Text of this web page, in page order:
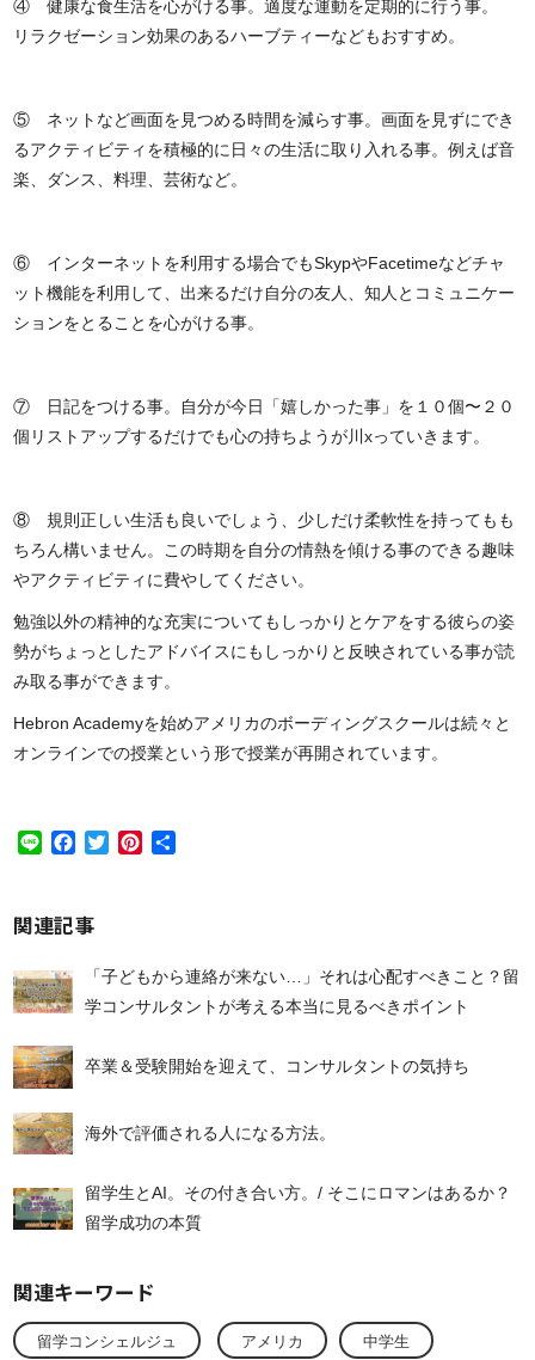
④ 健康な食生活を心がける事。適度な運動を定期的に行う事。
リラクゼーション効果のあるハーブティーなどもおすすめ。
⑤ ネットなど画面を見つめる時間を減らす事。画面を見ずにでき
るアクティビティを積極的に日々の生活に取り入れる事。例えば音
楽、ダンス、料理、芸術など。
⑥ インターネットを利用する場合でもSkypやFacetimeなどチャ
ット機能を利用して、出来るだけ自分の友人、知人とコミュニケー
ションをとることを心がける事。
⑦ 日記をつける事。自分が今日「嬉しかった事」を１０個〜２０
個リストアップするだけでも心の持ちようが川xっていきます。
⑧ 規則正しい生活も良いでしょう、少しだけ柔軟性を持ってもも
ちろん構いません。この時期を自分の情熱を傾ける事のできる趣味
やアクティビティに費やしてください。
勉強以外の精神的な充実についてもしっかりとケアをする彼らの姿
勢がちょっとしたアドバイスにもしっかりと反映されている事が読
み取る事ができます。
Hebron Academyを始めアメリカのボーディングスクールは続々と
オンラインでの授業という形で授業が再開されています。
Line Facebook
TwitterPinterest
関連記事
「子どもから連絡が来ない…」それは心配すべきこと？留
学コンサルタントが考える本当に見るべきポイント
卒業＆受験開始を迎えて、コンサルタントの気持ち
海外で評価される人になる方法。
留学生とAI。その付き合い方。/ そこにロマンはあるか？
留学成功の本質
関連キーワード
留学コンシェルジュ アメリカ 中学生